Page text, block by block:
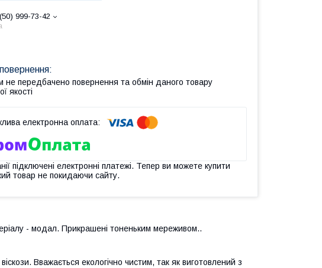
999-73-42
не передбачено повернення та обмін даного товару
якості
підключені електронні платежі. Тепер ви можете купити
товар не покидаючи сайту.
- модал. Прикрашені тоненьким мереживом..
Вважається екологічно чистим, так як виготовлений з